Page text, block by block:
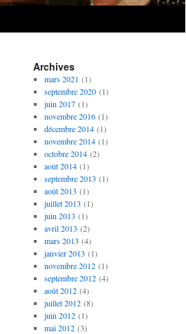
Archives
mars 2021 (1)
septembre 2020(1)
juin 2017(1)
novembre 2016(1)
décembre 2014(1)
novembre 2014(1)
octobre 2014(2)
août 2014(1)
septembre 2013 (1)
août 2013 (1)
juillet 2013 (1)
juin 2013 (1)
avril 2013 (2)
mars 2013 (4)
janvier 2013 (1)
novembre 2012(1)
septembre 2012(4)
août 2012(4)
juillet 2012(8)
juin 2012(1)
mai 2012(3)